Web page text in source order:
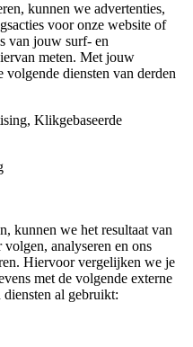
kunnen we advertenties,
voor onze website of
van jouw surf- en
meten. Met jouw
diensten van derden
Klikgebaseerde
kunnen we het resultaat van
analyseren en ons
Hiervoor vergelijken we je
met de volgende externe
al gebruikt: